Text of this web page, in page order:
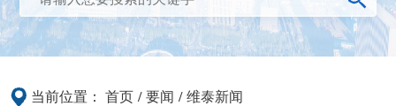
当前位置： 首页 /要闻 /维泰新闻